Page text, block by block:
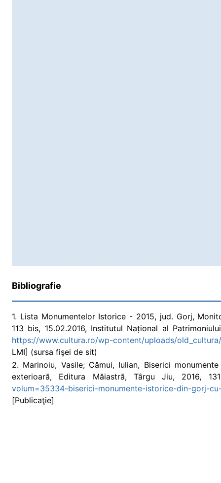
Bibliografie
1. Lista Monumentelor Istorice - 2015, jud. Gorj,
113 bis, 15.02.2016, Institutul Național al
https://www.cultura.ro/wp-content/uploads/
LMI] (sursa fişei de sit)
2. Marinoiu, Vasile; Cămui, Iulian, Biserici
exterioară, Editura Măiastră, Târgu Jiu, 2016,
volum=35334-biserici-monumente-istorice-din-gorj-
[Publicaţie]